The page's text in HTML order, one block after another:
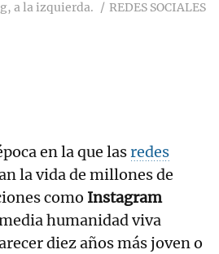
a la izquierda. REDES SOCIALES
en la que lasredes
la vida de millones de
como Instagram
humanidad viva
diez años más joven o